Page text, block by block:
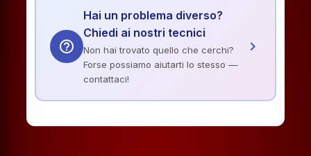
help_outline
Hai un problema diverso?
Chiedi ai nostri tecnici
Non hai trovato quello che cerchi?
Forse possiamo aiutarti lo stesso —
contattaci!
chevron_right